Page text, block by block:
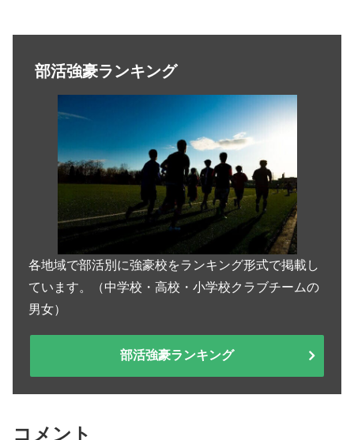
部活強豪ランキング
各地域で部活別に強豪校をランキング形式で掲載し
ています。（中学校・高校・小学校クラブチームの
男女）
部活強豪ランキング
コメント